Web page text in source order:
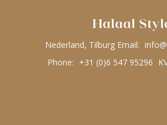
Halaal
Nederland, Tilburg Email:
Phone: +31 (0)6 547 95296